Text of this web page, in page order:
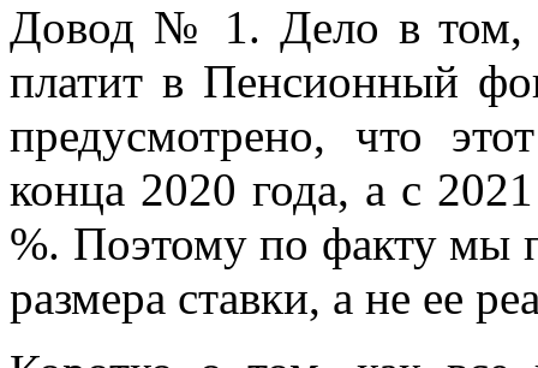
Довод № 1. Дело в том,
платит в Пенсионный
предусмотрено, что
конца 2020 года, а с
%. Поэтому по факту мы
размера ставки, а не ее